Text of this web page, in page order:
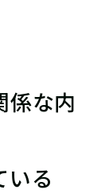
係な内
る